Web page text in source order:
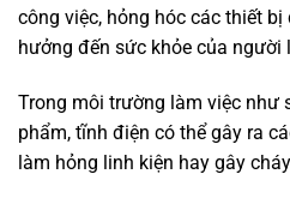
công việc, hỏng hóc các thiết
hưởng đến sức khỏe của người
Trong môi trường làm việc như
phẩm, tĩnh điện có thể gây ra
làm hỏng linh kiện hay gây